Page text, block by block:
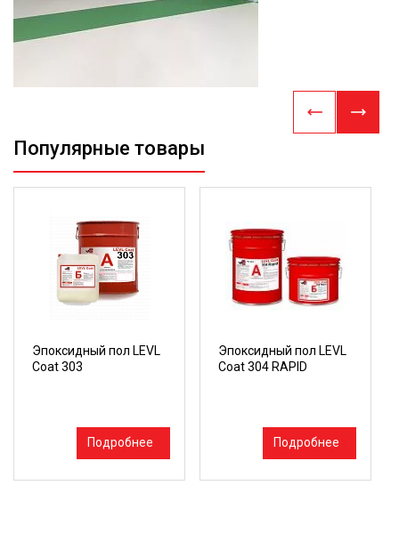
Популярные товары
Эпоксидный пол LEVL
Coat 303
Подробнее
Эпоксидный пол LEVL
Coat 304 RAPID
Подробнее